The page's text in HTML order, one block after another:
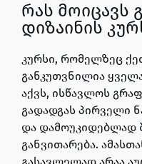
რას მოიცავს
დიზაინის
კურსი, რომელზეც
განკუთვნილია
აქვს, ისწავლოს
გადადგას პირველი
და დამოუკიდებლად
განვითარება.